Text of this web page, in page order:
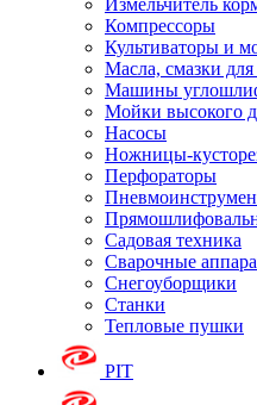
Измельчитель
Компрессоры
Культиваторы и
Масла, смазки
Машины
Мойки высокого
Насосы
Ножницы-
Перфораторы
Садовая техника
Сварочные
Снегоуборщики
Станки
Тепловые пушки
PIT